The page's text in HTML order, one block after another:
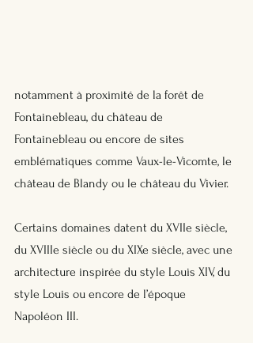
notamment à proximité de la forêt de
Fontainebleau, du château de
Fontainebleau ou encore de sites
emblématiques comme Vaux-le-Vicomte, le
château de Blandy ou le château du Vivier.
Certains domaines datent du XVIIe siècle,
du XVIIIe siècle ou du XIXe siècle, avec une
architecture inspirée du style Louis XIV, du
style Louis ou encore de l’époque
Napoléon III.